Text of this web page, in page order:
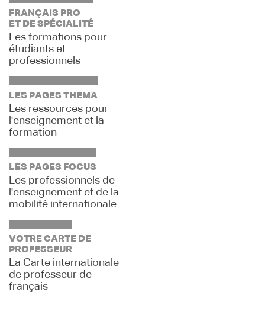
FRANÇAIS PRO
ET DE SPÉCIALITÉ
Les formations pour
étudiants et
professionnels
LES PAGES THEMA
Les ressources pour
l'enseignement et la
formation
LES PAGES FOCUS
Les professionnels de
l'enseignement et de la
mobilité internationale
VOTRE CARTE DE
PROFESSEUR
La Carte internationale
de professeur de
français